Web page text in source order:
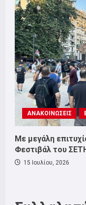
ΑΝΑΚΟΙΝΩΣΕΙΣ
Με μεγάλη
Φεστιβάλ του
15 Ιουλίου, 2026